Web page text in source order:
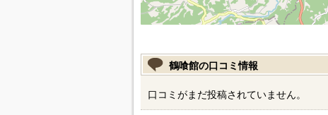
鶴喰館の口コミ情報
口コミがまだ投稿されていません。